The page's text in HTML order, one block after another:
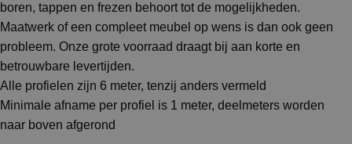
boren, tappen en frezen behoort tot de mogelijkheden.
Maatwerk of een compleet meubel op wens is dan ook geen
probleem. Onze grote voorraad draagt bij aan korte en
betrouwbare levertijden.
Alle profielen zijn 6 meter, tenzij anders vermeld
Minimale afname per profiel is 1 meter, deelmeters worden
naar boven afgerond